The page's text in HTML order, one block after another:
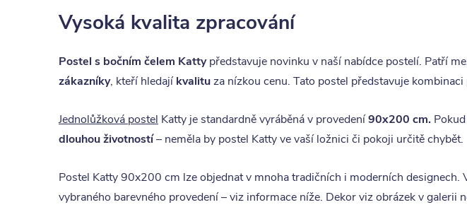
Vysoká kvalita zpracování
Postel s bočním čelem Kattypředstavuje novinku v naší nabídce postelí. Patří
zákazníky, kteří hledajíkvalituza nízkou cenu. Tato postel představuje
Jednolůžková postel Katty je standardně vyráběná v provedení90x200 cm.
dlouhou životností– neměla by postel Katty ve vaší ložnici či pokoji určitě chybět.
Postel Katty 90x200 cm lze objednat v mnoha tradičních i moderních
vybraného barevného provedení – viz informace níže. Dekor viz obrázek v galerii